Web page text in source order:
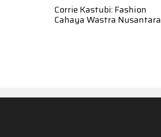
Corrie Kastubi: Fashion
Cahaya Wastra Nusantara